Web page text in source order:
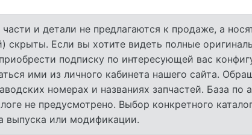
и детали не предлагаются к продаже, а
Если вы хотите видеть полные
подписку по интересующей вас
ими из личного кабинета нашего сайта.
номерах и названиях запчастей. База по
не предусмотрено. Выбор конкретного
выпуска или модификации.